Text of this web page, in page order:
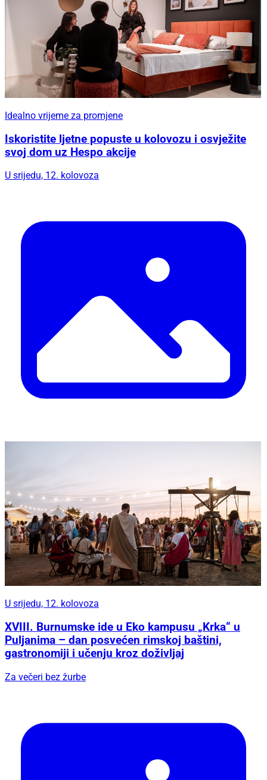
Idealno vrijeme za promjene
Iskoristite ljetne popuste u kolovozu i osvježite
svoj dom uz Hespo akcije
U srijedu, 12. kolovoza
U srijedu, 12. kolovoza
XVIII. Burnumske ide u Eko kampusu „Krka“ u
Puljanima – dan posvećen rimskoj baštini,
gastronomiji i učenju kroz doživljaj
Za večeri bez žurbe